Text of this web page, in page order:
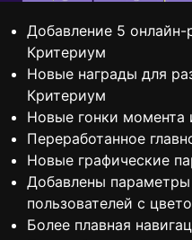
Добавление 5
Критериум
Новые награды для
Критериум
Новые гонки момента
Переработанное
Новые графические
Добавлены
пользователей с
Более плавная